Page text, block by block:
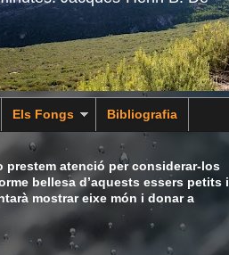
Els Fongs Bibliografia
prestem atenció per considerar-los
bellesa d’aquests essers petits i
mostrar eixe món i donar a